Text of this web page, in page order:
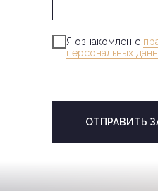
Я ознакомлен с
персональных
ОТПРАВИТЬ